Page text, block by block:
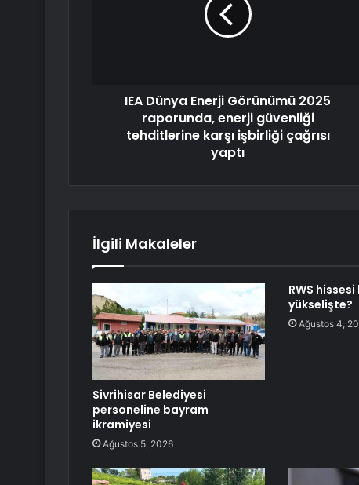
IEA Dünya Enerji Görünümü 2025
raporunda, enerji güvenliği
tehditlerine karşı işbirliği çağrısı
yaptı
İlgili Makaleler
Sivrihisar Belediyesi
personeline bayram
ikramiyesi
Ağustos 5, 2026
RWS
yükselişte?
Ağustos 4,